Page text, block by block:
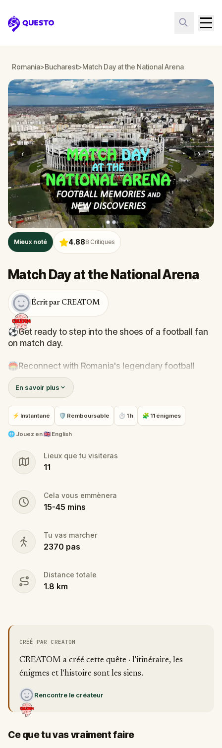
Questo
Romania>Bucharest>Match Day at the National Arena
‹ ›
Mieux noté 4.888 Critiques
Match Day at the National Arena
Écrit par CREATOM
⚽Get ready to step into the shoes of a football fan
on match day.
🏟️Reconnect with Romania's legendary football
moments and what Hagi and Lucescu
accomplished, but also discover the history of the
area. National Arena is Romania's greatest football
stadium!
🏆Solve 11 challenges directly connected to what
En savoir plus
⚡ Instantané 🛡 Remboursable ⏱ 1 h 🧩 11 énigmes
🌐 Jouez en🇬🇧 English
Lieux que tu visiteras
11
Cela vous emmènera
15-45 mins
Tu vas marcher
2370 pas
Distance totale
1.8 km
CRÉÉ PAR CREATOM
CREATOM a créé cette quête · l'itinéraire, les
énigmes et l'histoire sont les siens.
Rencontre le créateur
Ce que tu vas vraiment faire